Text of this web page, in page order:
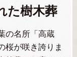
た樹木葬
の名所「高蔵
桜が咲き誇りま